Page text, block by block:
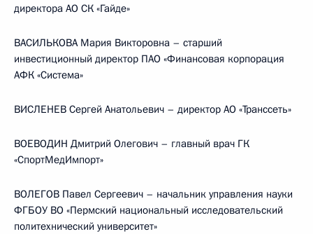
директора АО СК «Гайде»
ВАСИЛЬКОВА Мария Викторовна – старший
инвестиционный директор ПАО «Финансовая корпорация
АФК «Система»
ВИСЛЕНЕВ Сергей Анатольевич – директор АО «Транссеть»
ВОЕВОДИН Дмитрий Олегович – главный врач ГК
«СпортМедИмпорт»
ВОЛЕГОВ Павел Сергеевич – начальник управления науки
ФГБОУ ВО «Пермский национальный исследовательский
политехнический университет»